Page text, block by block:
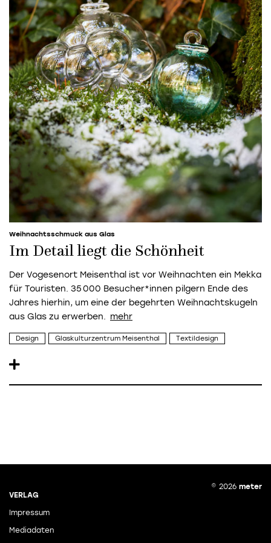
Weihnachtsschmuck aus Glas
Im Detail liegt die Schönheit
Der Vogesenort Meisenthal ist vor Weihnachten ein Mekka
für Touristen. 35 000 Besucher*innen pilgern Ende des
Jahres hierhin, um eine der begehrten Weihnachtskugeln
aus Glas zu erwerben.
Design Glaskulturzentrum Meisenthal Textildesign
VERLAG
Impressum
Mediadaten
© 2026 meter